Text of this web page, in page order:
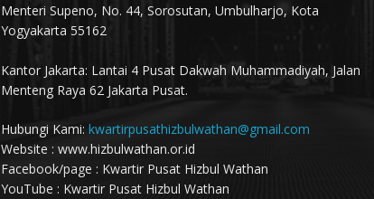
Menteri Supeno, No. 44, Sorosutan, Umbulharjo, Kota
Yogyakarta 55162
Kantor Jakarta: Lantai 4 Pusat Dakwah Muhammadiyah, Jalan
Menteng Raya 62 Jakarta Pusat.
Hubungi Kami: kwartirpusathizbulwathan@gmail.com
Website : www.hizbulwathan.or.id
Facebook/page : Kwartir Pusat Hizbul Wathan
YouTube : Kwartir Pusat Hizbul Wathan